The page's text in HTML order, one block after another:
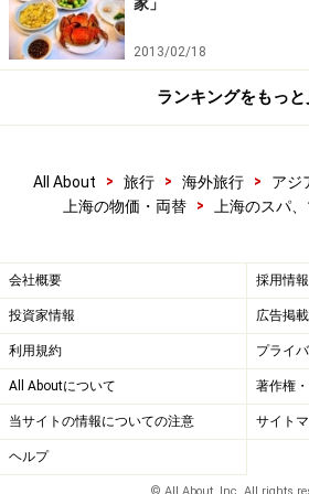
2013/02/18
ランキングをもっと
All About > 旅行 > 海外旅行 > アジ
上海の物価・両替
> 上海のスパ
会社概要 採用情報
投資家情報 広告掲載
利用規約 プライ
All Aboutについて 著作権
当サイトの情報についての注意 サイト
ヘルプ
© All About, Inc. All rights